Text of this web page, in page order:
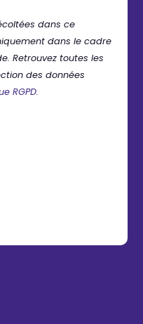
dans ce
dans le cadre
Retrouvez toutes les
des données
RGPD.